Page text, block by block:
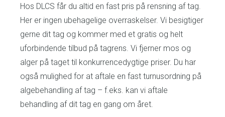
Hos DLCS får du altid en fast pris på rensning af tag.
Her er ingen ubehagelige overraskelser. Vi besigtiger
gerne dit tag og kommer med et gratis og helt
uforbindende tilbud på tagrens. Vi fjerner mos og
alger på taget til konkurrencedygtige priser. Du har
også mulighed for at aftale en fast turnusordning på
algebehandling af tag – f.eks. kan vi aftale
behandling af dit tag en gang om året.